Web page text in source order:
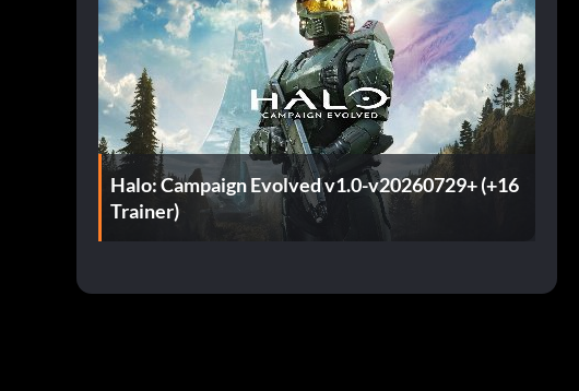
Halo: Campaign Evolved v1.0-v20260729+ (+16
Trainer)